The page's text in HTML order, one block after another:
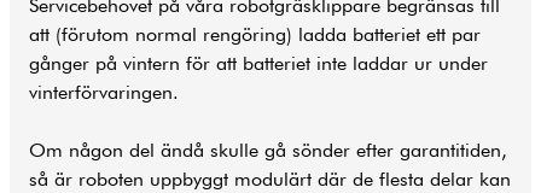
Servicebehovet på våra robotgräsklippare begränsas till
att (förutom normal rengöring) ladda batteriet ett par
gånger på vintern för att batteriet inte laddar ur under
vinterförvaringen.
Om någon del ändå skulle gå sönder efter garantitiden,
så är roboten uppbyggt modulärt där de flesta delar kan